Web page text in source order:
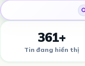
361+
Tin đang hiển thị